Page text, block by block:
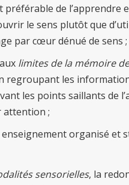
préférable de l’apprendre
le sens plutôt que
par cœur dénué de sens ;
limites de la mémoire
regroupant les
les points saillants de
attention ;
organisé et
sensorielles, la